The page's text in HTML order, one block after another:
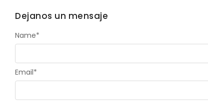
Dejanos un mensaje
Name*
Email*